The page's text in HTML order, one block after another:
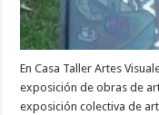
En Casa Taller Artes
exposición de obras de
exposición colectiva de